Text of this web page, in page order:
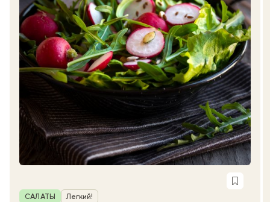
Рубрика
САЛАТЫ Легкий!